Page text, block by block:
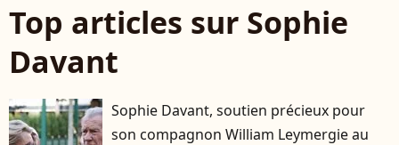
Top articles sur Sophie
Davant
Sophie Davant, soutien précieux pour
son compagnon William Leymergie au